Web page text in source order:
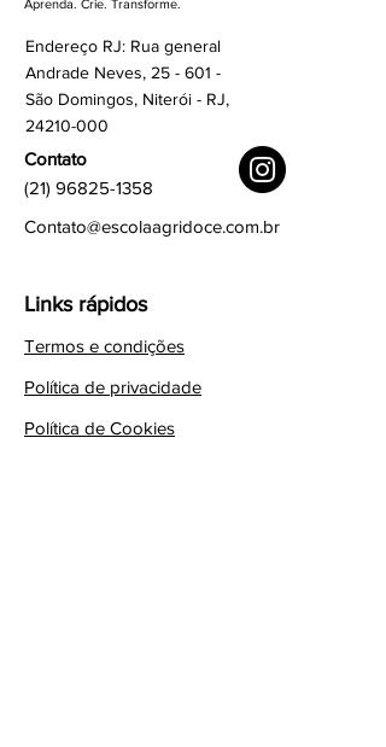
Aprenda. Crie. Transforme.
Endereço RJ: Rua general
Andrade Neves, 25 - 601 -
São Domingos, Niterói - RJ,
24210-000
Contato
(21) 96825-1358
Contato@escolaagridoce.com.br
Links rápidos
Termos e condições
Política de privacidade
Política de Cookies